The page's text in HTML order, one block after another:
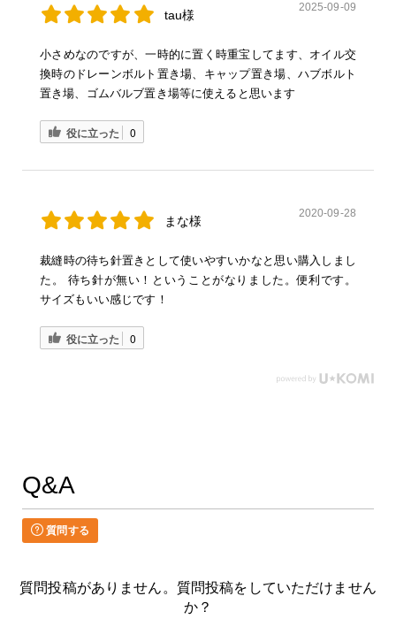
tau様
2025-09-09
小さめなのですが、一時的に置く時重宝してます、オイル交
換時のドレーンボルト置き場、キャップ置き場、ハブボルト
置き場、ゴムバルブ置き場等に使えると思います
役に立った 0
まな様
2020-09-28
裁縫時の待ち針置きとして使いやすいかなと思い購入しまし
た。 待ち針が無い！ということがなりました。便利です。
サイズもいい感じです！
役に立った 0
Q&A
質問する
質問投稿がありません。質問投稿をしていただけません
か？